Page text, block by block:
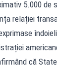
5.000 de
relației
că